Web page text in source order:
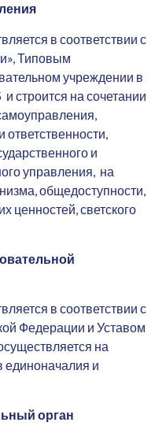
в соответствии с
Типовым
учреждении в
на сочетании
и
управления, на
общедоступности,
ценностей, светского
в соответствии с
Федерации и Уставом
на
единоначалия и
орган